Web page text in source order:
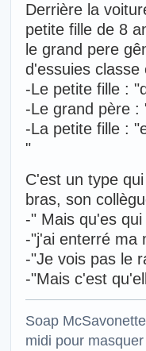
Derrière la
petite fille de 8
le grand pere
d'essuies
-Le petite fille :
-Le grand père
-La petite fille :
"
C'est un type
bras, son
-" Mais qu'es
-"j'ai enterré ma
-"Je vois pas le
-"Mais c'est
Soap
midi pour